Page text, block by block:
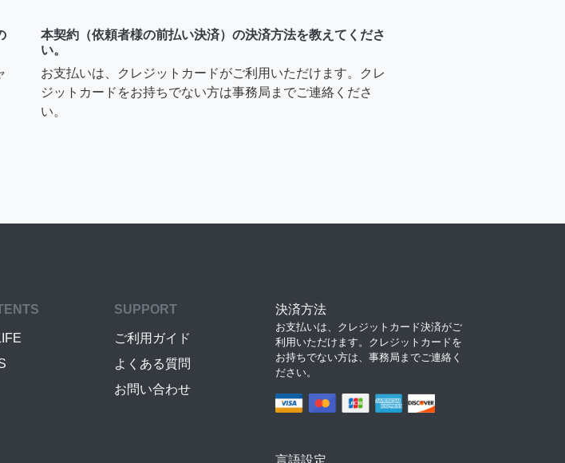
本契約（依頼者様の前払い決済）の決済方法を教えてくださ
い。
お支払いは、クレジットカードがご利用いただけます。クレ
ジットカードをお持ちでない方は事務局までご連絡くださ
い。
SUPPORT
ご利用ガイド
よくある質問
お問い合わせ
決済方法
お支払いは、クレジットカード決済がご
利用いただけます。クレジットカードを
お持ちでない方は、事務局までご連絡く
ださい。
言語設定